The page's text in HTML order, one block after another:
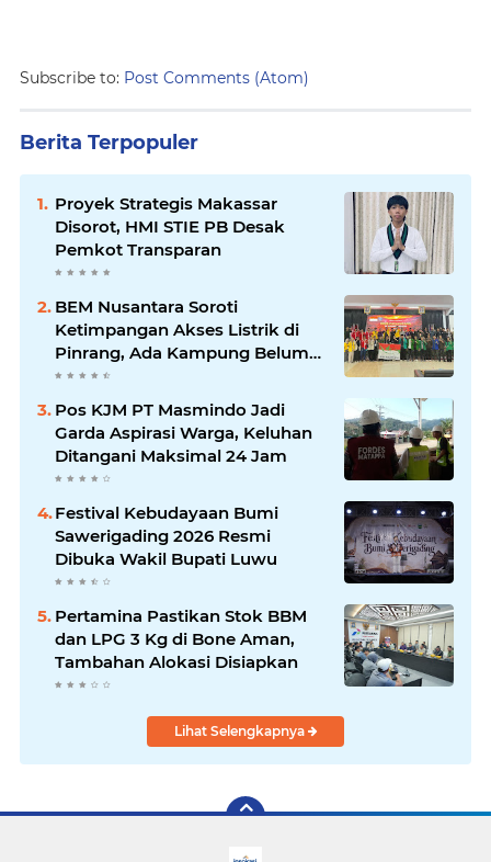
Subscribe to: Post Comments (Atom)
Berita Terpopuler
Proyek Strategis Makassar
Disorot, HMI STIE PB Desak
Pemkot Transparan
BEM Nusantara Soroti
Ketimpangan Akses Listrik di
Pinrang, Ada Kampung Belum
Terlayani
Pos KJM PT Masmindo Jadi
Garda Aspirasi Warga, Keluhan
Ditangani Maksimal 24 Jam
Festival Kebudayaan Bumi
Sawerigading 2026 Resmi
Dibuka Wakil Bupati Luwu
Pertamina Pastikan Stok BBM
dan LPG 3 Kg di Bone Aman,
Tambahan Alokasi Disiapkan
Lihat Selengkapnya